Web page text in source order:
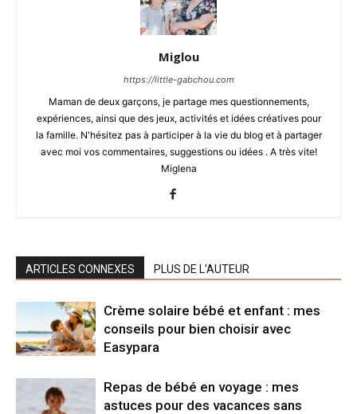
Miglou
https://little-gabchou.com
Maman de deux garçons, je partage mes questionnements,
expériences, ainsi que des jeux, activités et idées créatives pour
la famille. N'hésitez pas à participer à la vie du blog et à partager
avec moi vos commentaires, suggestions ou idées . A très vite!
Miglena
ARTICLES CONNEXES PLUS DE L'AUTEUR
Crème solaire bébé et enfant : mes
conseils pour bien choisir avec
Easypara
Repas de bébé en voyage : mes
astuces pour des vacances sans